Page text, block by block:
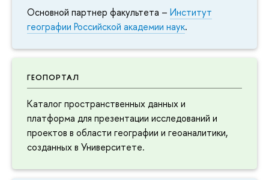
Основной партнер факультета – Институт
географии Российской академии наук.
ГЕОПОРТАЛ
Каталог пространственных данных и
платформа для презентации исследований и
проектов в области географии и геоаналитики,
созданных в Университете.